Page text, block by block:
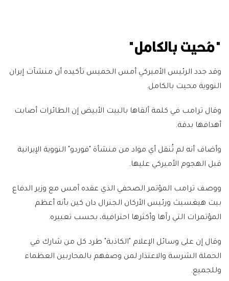
"مُحيت بالكامل"
وقد جدد الرئيس الأميركي أمس الخميس تأكيده أن منشآت إيران
النووية محيت بالكامل.
وقال ترامب في كلمة ألقاها بالبيت الأبيض إن الطائرات أصابت
أهدافها بدقة.
وأضاف أنه لم تُنقل أي مواد من منشأة "فوردو" النووية الإيرانية
قبل الهجوم الأميركي عليها.
ووصف ترامب المؤتمر الصحفي الذي عقده أمس مع وزير الدفاع
بيت هيغسيث ورئيس الأركان الجنرال دان كين بأنه أعظم
المؤتمرات التي رآها وأكثرها احترافية، بحسب تعبيره.
وقال إن على وسائل الإعلام "الكاذبة" طرد كل من شارك في
الحملة الشرسة والاعتذار لمن وصفهم بالمحاربين العظماء
وللجميع.